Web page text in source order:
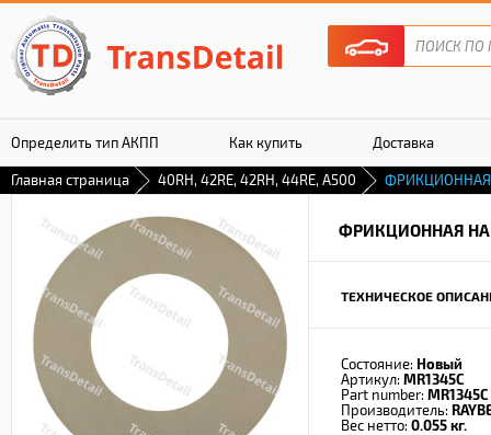
Определить тип АКПП Как купить Доставка
Гарантия
Главная страница 40RH, 42RE, 42RH, 44RE, A500
ФРИКЦИОННАЯ
ТЕХНИЧЕСКОЕ
Состояние: Новый
Артикул: MR1345C
Part number: MR1345C
Производитель:
Вес нетто: 0.055 кг.